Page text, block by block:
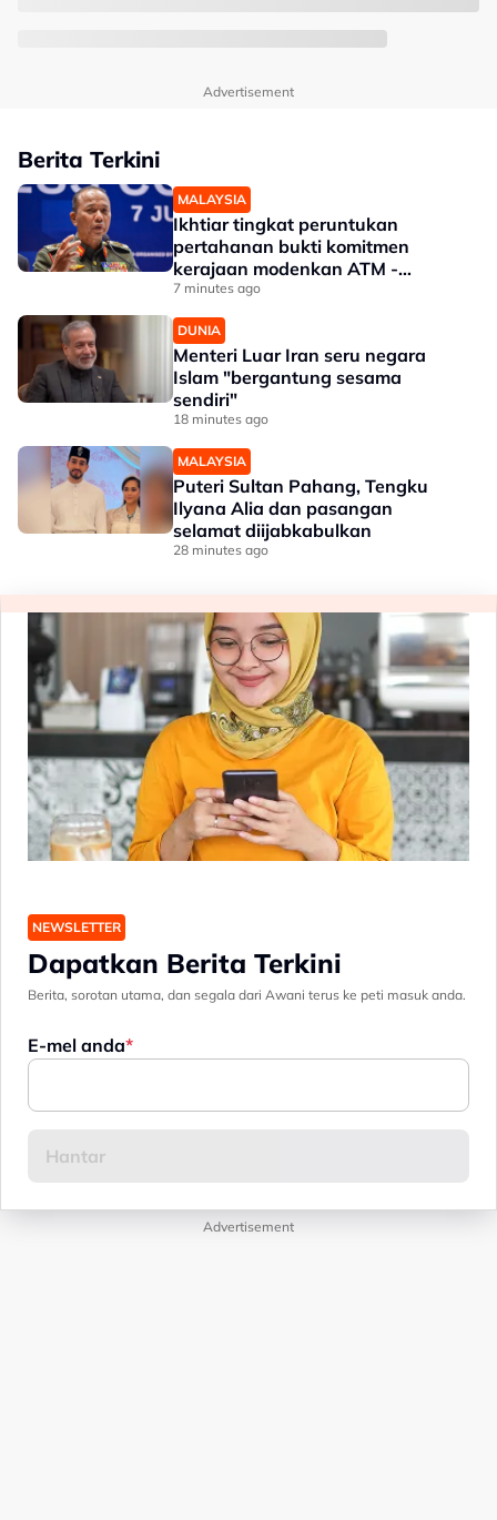
Advertisement
Berita Terkini
MALAYSIA
Ikhtiar tingkat peruntukan
pertahanan bukti komitmen
kerajaan modenkan ATM -
Panglima
7 minutes ago
DUNIA
Menteri Luar Iran seru negara
Islam "bergantung sesama
sendiri"
18 minutes ago
MALAYSIA
Puteri Sultan Pahang, Tengku
Ilyana Alia dan pasangan
selamat diijabkabulkan
28 minutes ago
NEWSLETTER
Dapatkan Berita Terkini
Berita, sorotan utama, dan segala dari Awani terus ke peti masuk anda.
E-mel anda
Advertisement